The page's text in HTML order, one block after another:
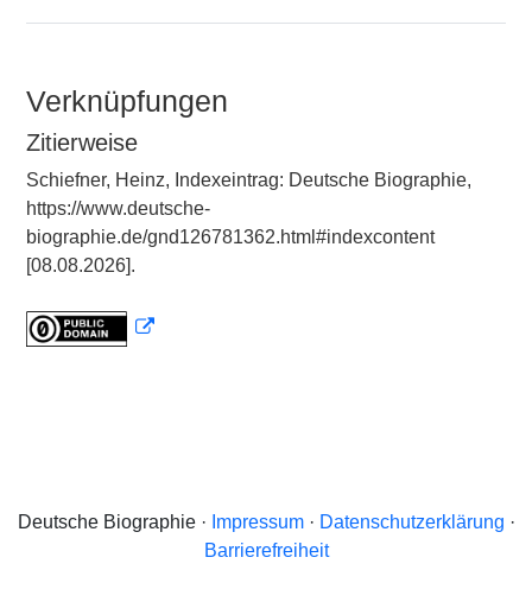
Verknüpfungen
Zitierweise
Schiefner, Heinz, Indexeintrag: Deutsche Biographie,
https://www.deutsche-
biographie.de/gnd126781362.html#indexcontent
[08.08.2026].
Deutsche Biographie · Impressum· Datenschutzerklärung ·
Barrierefreiheit